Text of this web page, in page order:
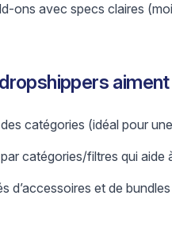
ons avec specs claires
catégories (idéal pour
catégories/filtres qui aide
d’accessoires et de